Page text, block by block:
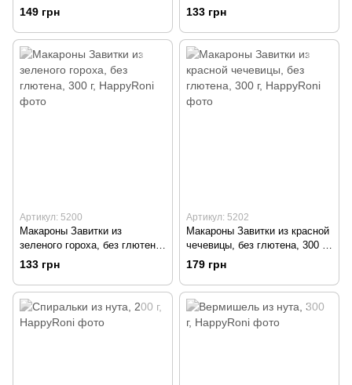
300 г, HappyRoni
149 грн
HappyRoni
133 грн
Артикул: 5200
Макароны Завитки из
зеленого гороха, без глютена,
300 г, HappyRoni
133 грн
Артикул: 5202
Макароны Завитки из красной
чечевицы, без глютена, 300 г,
HappyRoni
179 грн